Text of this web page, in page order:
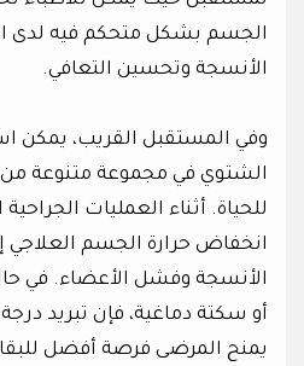
الجسم بشكل متحكم فيه لدى
الأنسجة وتحسين التعافي.
وفي المستقبل القريب، يمكن
الشتوي في مجموعة متنوعة من
للحياة. أثناء العمليات
انخفاض حرارة الجسم العلاجي
الأنسجة وفشل الأعضاء. في
أو سكتة دماغية، فإن تبريد
يمنح المرضى فرصة أفضل